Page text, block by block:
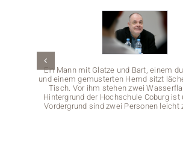
Stellenangebote
News
Veranstaltungen
Ein Mann mit Glatze und Bart, einem
und einem gemusterten Hemd sitzt
Tisch. Vor ihm stehen zwei
Hintergrund der Hochschule Coburg ist
Vordergrund sind zwei Personen leicht